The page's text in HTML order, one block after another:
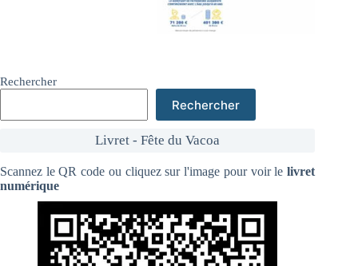
Rechercher
Rechercher
Livret - Fête du Vacoa
Scannez le QR code ou cliquez sur l'image pour voir lelivret
numérique